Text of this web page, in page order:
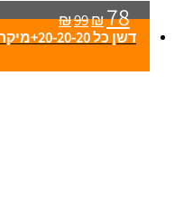
₪99₪78
דשן כל 20-20-20+מיקרו לצמחים ועצים 2 ק"ג